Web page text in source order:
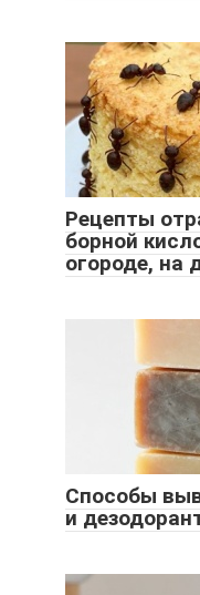
Рецепты
борной
огороде, на
Способы
и